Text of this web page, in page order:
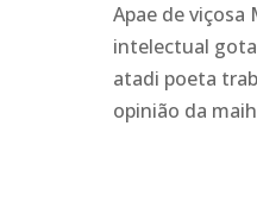
Apae de viçosa
intelectual
atadi poeta
opinião da